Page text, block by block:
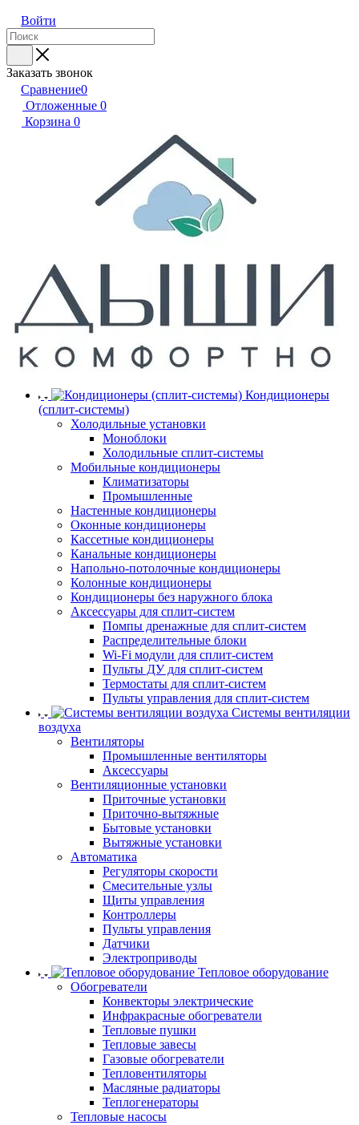
Войти
Заказать звонок
Сравнение0
Отложенные 0
Корзина 0
Кондиционеры
(сплит-системы)
Холодильные установки
Моноблоки
Холодильные сплит-системы
Мобильные кондиционеры
Климатизаторы
Промышленные
Настенные кондиционеры
Оконные кондиционеры
Кассетные кондиционеры
Канальные кондиционеры
Напольно-потолочные кондиционеры
Колонные кондиционеры
Кондиционеры без наружного блока
Аксессуары для сплит-систем
Помпы дренажные для сплит-систем
Распределительные блоки
Wi-Fi модули для сплит-систем
Пульты ДУ для сплит-систем
Термостаты для сплит-систем
Пульты управления для сплит-систем
Системы вентиляции
воздуха
Вентиляторы
Промышленные вентиляторы
Аксессуары
Вентиляционные установки
Приточные установки
Приточно-вытяжные
Бытовые установки
Вытяжные установки
Автоматика
Регуляторы скорости
Смесительные узлы
Щиты управления
Контроллеры
Пульты управления
Датчики
Электроприводы
Тепловое оборудование
Обогреватели
Конвекторы электрические
Инфракрасные обогреватели
Тепловые пушки
Тепловые завесы
Газовые обогреватели
Тепловентиляторы
Масляные радиаторы
Теплогенераторы
Тепловые насосы